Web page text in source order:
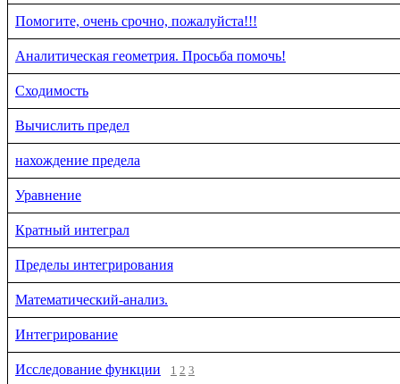
Помогите, очень срочно, пожалуйста!!!
Аналитическая геометрия. Просьба помочь!
Сходимость
Вычислить предел
нахождение предела
Уравнение
Кратный интеграл
Пределы интегрирования
Математический-анализ.
Интегрирование
Исследование функции 1 2 3